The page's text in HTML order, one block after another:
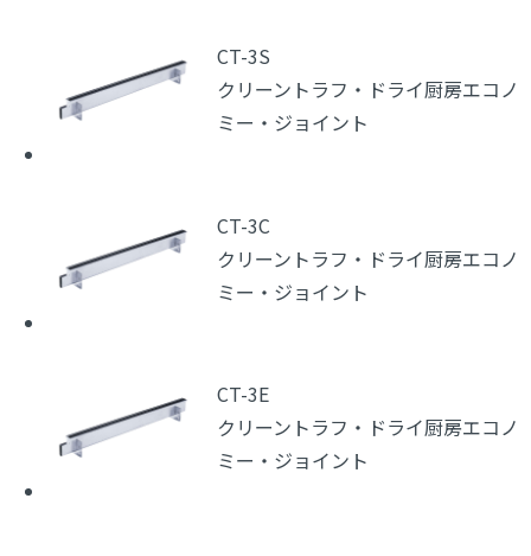
CT-3S
クリーントラフ・ドライ厨房エコノ
ミー・ジョイント
CT-3C
クリーントラフ・ドライ厨房エコノ
ミー・ジョイント
CT-3E
クリーントラフ・ドライ厨房エコノ
ミー・ジョイント